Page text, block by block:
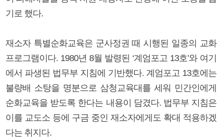
기로 했다.
재소자 특별순화교육은 군사정권 때 시행된 일종의 교화
프로그램이다. 1980년 8월 발령된 ‘계엄포고 13호’와 여기
에서 파생된 법무부 지침에 기반했다. 계엄포고 13호에는
불량배 소탕을 명분으로 삼청교육대를 세워 민간인에게
순화교육을 받도록 한다는 내용이 담겼다. 법무부 지침은
이를 교도소 등에 구금 중인 재소자에게도 확대 적용하겠
다는 취지다.